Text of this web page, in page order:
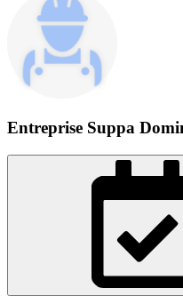
Entreprise Suppa